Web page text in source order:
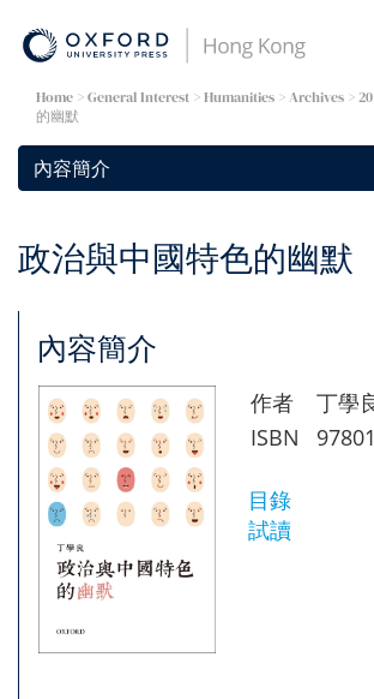
Home > General Interest >Humanities >Archives >
的幽默
政治與中國特色的幽默
內容簡介
作者
丁學
ISBN
目錄
試讀